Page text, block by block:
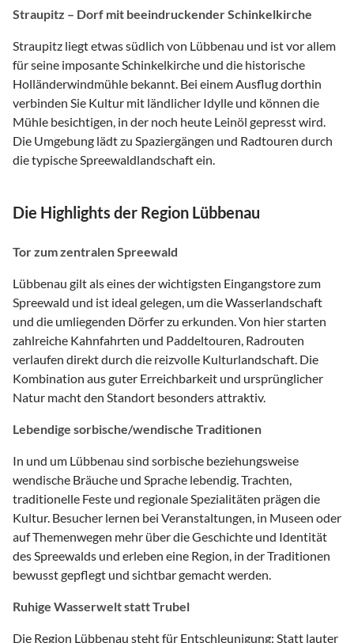
Straupitz – Dorf mit beeindruckender Schinkelkirche
Straupitz liegt etwas südlich von Lübbenau und ist vor allem
für seine imposante Schinkelkirche und die historische
Holländerwindmühle bekannt. Bei einem Ausflug dorthin
verbinden Sie Kultur mit ländlicher Idylle und können die
Mühle besichtigen, in der noch heute Leinöl gepresst wird.
Die Umgebung lädt zu Spaziergängen und Radtouren durch
die typische Spreewaldlandschaft ein.
Die Highlights der Region Lübbenau
Tor zum zentralen Spreewald
Lübbenau gilt als eines der wichtigsten Eingangstore zum
Spreewald und ist ideal gelegen, um die Wasserlandschaft
und die umliegenden Dörfer zu erkunden. Von hier starten
zahlreiche Kahnfahrten und Paddeltouren, Radrouten
verlaufen direkt durch die reizvolle Kulturlandschaft. Die
Kombination aus guter Erreichbarkeit und ursprünglicher
Natur macht den Standort besonders attraktiv.
Lebendige sorbische/wendische Traditionen
In und um Lübbenau sind sorbische beziehungsweise
wendische Bräuche und Sprache lebendig. Trachten,
traditionelle Feste und regionale Spezialitäten prägen die
Kultur. Besucher lernen bei Veranstaltungen, in Museen oder
auf Themenwegen mehr über die Geschichte und Identität
des Spreewalds und erleben eine Region, in der Traditionen
bewusst gepflegt und sichtbar gemacht werden.
Ruhige Wasserwelt statt Trubel
Die Region Lübbenau steht für Entschleunigung: Statt lauter